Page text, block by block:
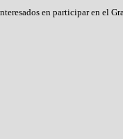
en participar en el